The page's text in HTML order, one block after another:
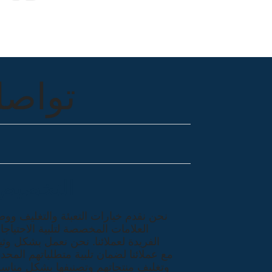
نحن نقدم خيارات التعبئة والتغليف
العلامات المخصصة لتلبية
الفريدة لعملائنا. نحن نعمل بشكل
مع عملائنا لضمان تلبية متطلباتهم
وتغليف منتجاتهم وتصنيفها بشكل